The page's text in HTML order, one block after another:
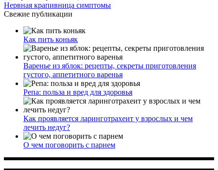
Нервная крапивница симптомы
Свежие публикации
Как пить коньяк
Варенье из яблок: рецепты, секреты приготовления
густого, аппетитного варенья
Репа: польза и вред для здоровья
Как проявляется ларинготрахеит у взрослых и чем
лечить недуг?
О чем поговорить с парнем